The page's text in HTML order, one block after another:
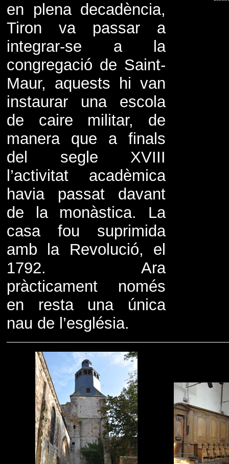
en plena decadència,
Tiron va passar a
integrar-se a la
congregació de Saint-
Maur, aquests hi van
instaurar una escola
de caire militar, de
manera que a finals
del segle XVIII
l’activitat acadèmica
havia passat davant
de la monàstica. La
casa fou suprimida
amb la Revolució, el
1792. Ara
pràcticament només
en resta una única
nau de l’església.